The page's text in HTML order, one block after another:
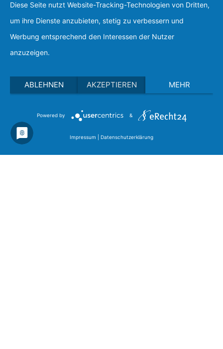
Diese Seite nutzt Website-Tracking-Technologien von Dritten,
um ihre Dienste anzubieten, stetig zu verbessern und
Werbung entsprechend den Interessen der Nutzer
anzuzeigen.
ABLEHNEN AKZEPTIEREN MEHR
Powered by &
Impressum Datenschutzerklärung